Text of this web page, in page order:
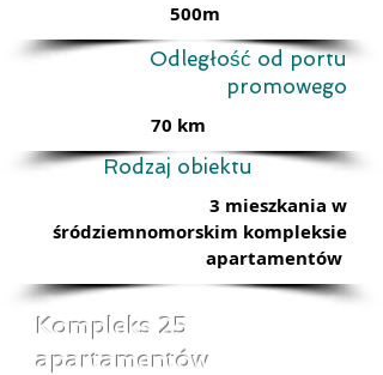
Rodzaj obiektu
3 mieszkania w
śródziemnomorskim kompleksie
apartamentów
Odległość od portu
promowego
70 km
500m
Kompleks 25
apartamentów